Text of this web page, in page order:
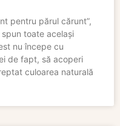
pentru părul cărunt”,
toate același
nu începe cu
de fapt, să acoperi
culoarea naturală